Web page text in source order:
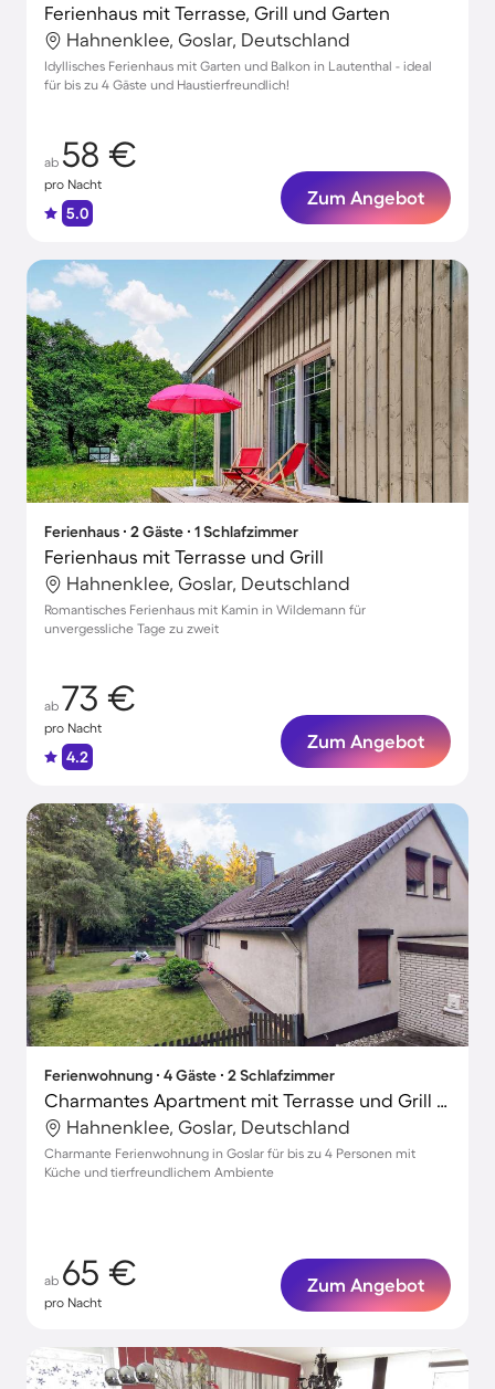
Ferienhaus mit Terrasse, Grill und Garten
Hahnenklee, Goslar, Deutschland
Idyllisches Ferienhaus mit Garten und Balkon in Lautenthal - ideal
für bis zu 4 Gäste und Haustierfreundlich!
ab 58 €
pro Nacht
5.0
Zum Angebot
Ferienhaus ∙ 2 Gäste ∙ 1 Schlafzimmer
Ferienhaus mit Terrasse und Grill
Hahnenklee, Goslar, Deutschland
Romantisches Ferienhaus mit Kamin in Wildemann für
unvergessliche Tage zu zweit
ab 73 €
pro Nacht
4.2
Zum Angebot
Ferienwohnung ∙ 4 Gäste ∙ 2 Schlafzimmer
Charmantes Apartment mit Terrasse und Grill | Naturblick | Haustiere erlaubt
Hahnenklee, Goslar, Deutschland
Charmante Ferienwohnung in Goslar für bis zu 4 Personen mit
Küche und tierfreundlichem Ambiente
ab 65 €
pro Nacht
Zum Angebot